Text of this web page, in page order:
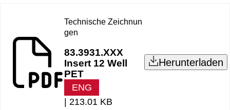
Technische Zeichnun
gen
83.3931.XXX
Insert 12 Well
PET
ENG
213.01 KB
Herunterladen